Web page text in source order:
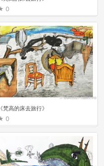
0
《梵高的床去旅行》
0